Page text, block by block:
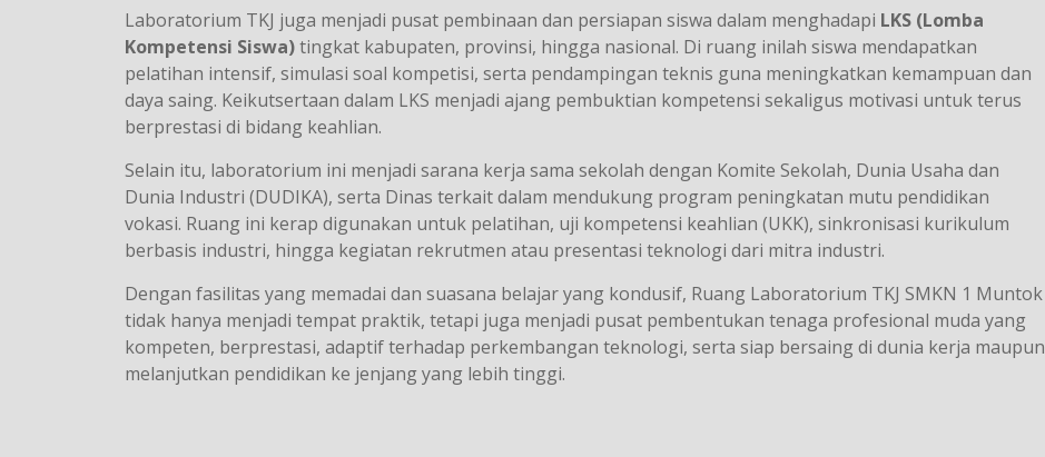
Laboratorium TKJ juga menjadi pusat pembinaan dan persiapan siswa dalam menghadapi LKS (Lomba
Kompetensi Siswa)tingkat kabupaten, provinsi, hingga nasional. Di ruang inilah siswa mendapatkan
pelatihan intensif, simulasi soal kompetisi, serta pendampingan teknis guna meningkatkan kemampuan dan
daya saing. Keikutsertaan dalam LKS menjadi ajang pembuktian kompetensi sekaligus motivasi untuk terus
berprestasi di bidang keahlian.
Selain itu, laboratorium ini menjadi sarana kerja sama sekolah dengan Komite Sekolah, Dunia Usaha dan
Dunia Industri (DUDIKA), serta Dinas terkait dalam mendukung program peningkatan mutu pendidikan
vokasi. Ruang ini kerap digunakan untuk pelatihan, uji kompetensi keahlian (UKK), sinkronisasi kurikulum
berbasis industri, hingga kegiatan rekrutmen atau presentasi teknologi dari mitra industri.
Dengan fasilitas yang memadai dan suasana belajar yang kondusif, Ruang Laboratorium TKJ SMKN 1 Muntok
tidak hanya menjadi tempat praktik, tetapi juga menjadi pusat pembentukan tenaga profesional muda yang
kompeten, berprestasi, adaptif terhadap perkembangan teknologi, serta siap bersaing di dunia kerja maupun
melanjutkan pendidikan ke jenjang yang lebih tinggi.